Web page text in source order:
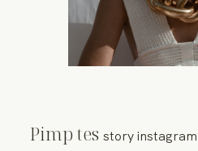
BLOG
Pimp tesstory instagram